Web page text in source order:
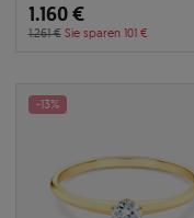
1.160 €
1.261 € Sie sparen 101 €
-13%